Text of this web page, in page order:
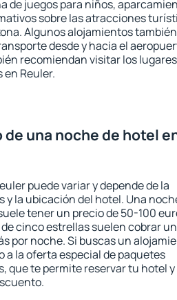
de juegos para niños,
sobre las atracciones
Algunos alojamientos también
desde y hacia el
recomiendan visitar los
Reuler.
de una noche de hotel
puede variar y depende de la
la ubicación del hotel. Una
tener un precio de 50-100
cinco estrellas suelen cobrar
por noche. Si buscas un
a la oferta especial de paquetes
que te permite reservar tu hotel